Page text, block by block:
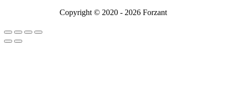
Copyright © 2020 - 2026 Forzant